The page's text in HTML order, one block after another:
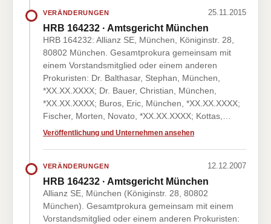
VERÄNDERUNGEN 25.11.2015
HRB 164232 · Amtsgericht München
HRB 164232: Allianz SE, München, Königinstr. 28,
80802 München. Gesamtprokura gemeinsam mit
einem Vorstandsmitglied oder einem anderen
Prokuristen: Dr. Balthasar, Stephan, München,
*XX.XX.XXXX; Dr. Bauer, Christian, München,
*XX.XX.XXXX; Buros, Eric, München, *XX.XX.XXXX;
Fischer, Morten, Novato, *XX.XX.XXXX; Kottas,…
Veröffentlichung und Unternehmen ansehen
VERÄNDERUNGEN 12.12.2007
HRB 164232 · Amtsgericht München
Allianz SE, München (Königinstr. 28, 80802
München). Gesamtprokura gemeinsam mit einem
Vorstandsmitglied oder einem anderen Prokuristen: